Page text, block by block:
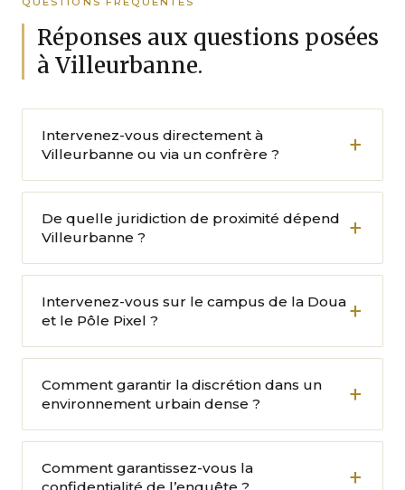
Réponses aux questions posées
à Villeurbanne.
Intervenez-vous directement à
Villeurbanne ou via un confrère ?
De quelle juridiction de proximité dépend
Villeurbanne ?
Intervenez-vous sur le campus de la Doua
et le Pôle Pixel ?
Comment garantir la discrétion dans un
environnement urbain dense ?
Comment garantissez-vous la